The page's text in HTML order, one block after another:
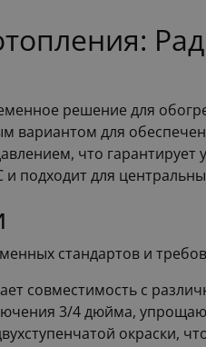
решение для
вариантом для
что
подходит для
стандартов и
совместимость с
3/4 дюйма,
окраски,